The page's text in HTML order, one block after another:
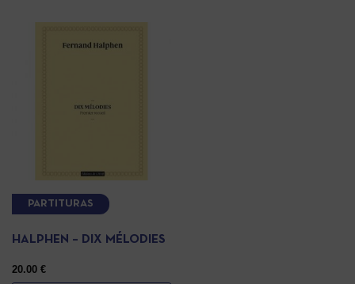
PARTITURAS
HALPHEN – DIX MÉLODIES
20.00 €